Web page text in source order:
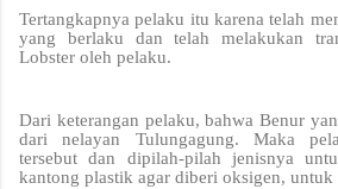
Tertangkapnya pelaku itu karena telah
yang berlaku dan telah melakukan
Lobster oleh pelaku.
Dari keterangan pelaku, bahwa Benur
dari nelayan Tulungagung. Maka
tersebut dan dipilah-pilah jenisnya
kantong plastik agar diberi oksigen,